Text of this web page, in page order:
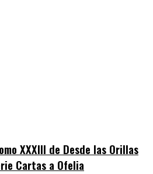
XXXIII de Desde las Orillas
Cartas a Ofelia